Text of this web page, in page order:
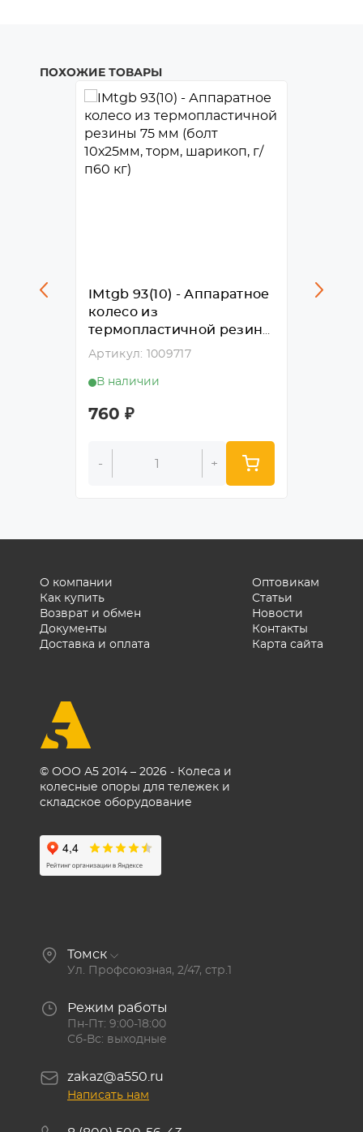
ПОХОЖИЕ ТОВАРЫ
IMtgb 93(10) - Аппаратное
колесо из
термопластичной резины
75 мм (болт 10х25мм,
Артикул: 1009717
В наличии
760 ₽
- +
IMtg
© ООО А5 2014 – 2026 - Колеса и
колесные опоры для тележек и
складское оборудование
О компании
Как купить
Возврат и обмен
Документы
Доставка и оплата
Оптовикам
Статьи
Новости
Контакты
Карта сайта
Томск
Ул. Профсоюзная, 2/47, стр.1
Режим работы
Пн-Пт: 9:00-18:00
Сб-Вс: выходные
zakaz@a550.ru
Написать нам